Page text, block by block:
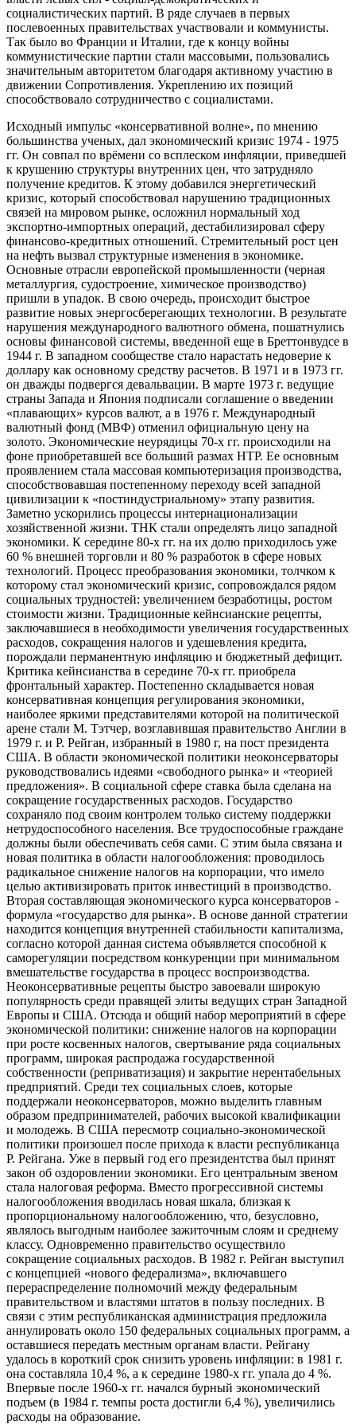
социалистических партий. В ряде случаев в первых
послевоенных правительствах участвовали и коммунисты.
Так было во Франции и Италии, где к концу войны
коммунистические партии стали массовыми, пользовались
значительным авторитетом благодаря активному участию в
движении Сопротивления. Укреплению их позиций
способствовало сотрудничество с социалистами.
Исходный импульс «консервативной волне», по мнению
большинства ученых, дал экономический кризис 1974 - 1975
гг. Он совпал по врёмени со всплеском инфляции, приведшей
к крушению структуры внутренних цен, что затрудняло
получение кредитов. К этому добавился энергетический
кризис, который способствовал нарушению традиционных
связей на мировом рынке, осложнил нормальный ход
экспортно-импортных операций, дестабилизировал сферу
финансово-кредитных отношений. Стремительный рост цен
на нефть вызвал структурные изменения в экономике.
Основные отрасли европейской промышленности (черная
металлургия, судостроение, химическое производство)
пришли в упадок. В свою очередь, происходит быстрое
развитие новых энергосберегающих технологии. В результате
нарушения международного валютного обмена, пошатнулись
основы финансовой системы, введенной еще в Бреттонвудсе в
1944 г. В западном сообществе стало нарастать недоверие к
доллару как основному средству расчетов. В 1971 и в 1973 гг.
он дважды подвергся девальвации. В марте 1973 г. ведущие
страны Запада и Япония подписали соглашение о введении
«плавающих» курсов валют, а в 1976 г. Международный
валютный фонд (МВФ) отменил официальную цену на
золото. Экономические неурядицы 70-х гг. происходили на
фоне приобретавшей все больший размах НТР. Ее основным
проявлением стала массовая компьютеризация производства,
способствовавшая постепенному переходу всей западной
цивилизации к «постиндустриальному» этапу развития.
Заметно ускорились процессы интернационализации
хозяйственной жизни. ТНК стали определять лицо западной
экономики. К середине 80-х гг. на их долю приходилось уже
60 % внешней торговли и 80 % разработок в сфере новых
технологий. Процесс преобразования экономики, толчком к
которому стал экономический кризис, сопровождался рядом
социальных трудностей: увеличением безработицы, ростом
стоимости жизни. Традиционные кейнсианские рецепты,
заключавшиеся в необходимости увеличения государственных
расходов, сокращения налогов и удешевления кредита,
порождали перманентную инфляцию и бюджетный дефицит.
Критика кейнсианства в середине 70-х гг. приобрела
фронтальный характер. Постепенно складывается новая
консервативная концепция регулирования экономики,
наиболее яркими представителями которой на политической
арене стали М. Тэтчер, возглавившая правительство Англии в
1979 г. и Р. Рейган, избранный в 1980 г, на пост президента
США. В области экономической политики неоконсерваторы
руководствовались идеями «свободного рынка» и «теорией
предложения». В социальной сфере ставка была сделана на
сокращение государственных расходов. Государство
сохраняло под своим контролем только систему поддержки
нетрудоспособного населения. Все трудоспособные граждане
должны были обеспечивать себя сами. С этим была связана и
новая политика в области налогообложения: проводилось
радикальное снижение налогов на корпорации, что имело
целью активизировать приток инвестиций в производство.
Вторая составляющая экономического курса консерваторов -
формула «государство для рынка». В основе данной стратегии
находится концепция внутренней стабильности капитализма,
согласно которой данная система объявляется способной к
саморегуляции посредством конкуренции при минимальном
вмешательстве государства в процесс воспроизводства.
Неоконсервативные рецепты быстро завоевали широкую
популярность среди правящей элиты ведущих стран Западной
Европы и США. Отсюда и общий набор мероприятий в сфере
экономической политики: снижение налогов на корпорации
при росте косвенных налогов, свертывание ряда социальных
программ, широкая распродажа государственной
собственности (реприватизация) и закрытие нерентабельных
предприятий. Среди тех социальных слоев, которые
поддержали неоконсерваторов, можно выделить главным
образом предпринимателей, рабочих высокой квалификации
и молодежь. В США пересмотр социально-экономической
политики произошел после прихода к власти республиканца
Р. Рейгана. Уже в первый год его президентства был принят
закон об оздоровлении экономики. Его центральным звеном
стала налоговая реформа. Вместо прогрессивной системы
налогообложения вводилась новая шкала, близкая к
пропорциональному налогообложению, что, безусловно,
являлось выгодным наиболее зажиточным слоям и среднему
классу. Одновременно правительство осуществило
сокращение социальных расходов. В 1982 г. Рейган выступил
с концепцией «нового федерализма», включавшего
перераспределение полномочий между федеральным
правительством и властями штатов в пользу последних. В
связи с этим республиканская администрация предложила
аннулировать около 150 федеральных социальных программ, а
оставшиеся передать местным органам власти. Рейгану
удалось в короткий срок снизить уровень инфляции: в 1981 г.
она составляла 10,4 %, а к середине 1980-х гг. упала до 4 %.
Впервые после 1960-х гг. начался бурный экономический
подъем (в 1984 г. темпы роста достигли 6,4 %), увеличились
расходы на образование.